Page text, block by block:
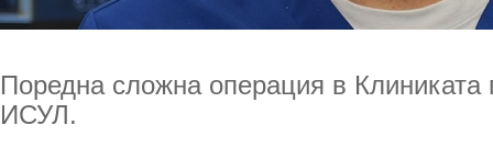
Поредна сложна операция в
ИСУЛ.